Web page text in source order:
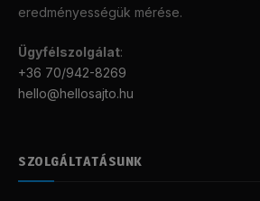
eredményességük mérése.
Ügyfélszolgálat:
+36 70/942-8269
hello@hellosajto.hu
SZOLGÁLTATÁSUNK